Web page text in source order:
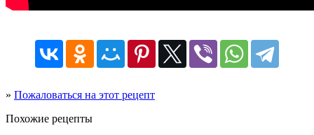
» Пожаловаться на этот рецепт
Похожие рецепты